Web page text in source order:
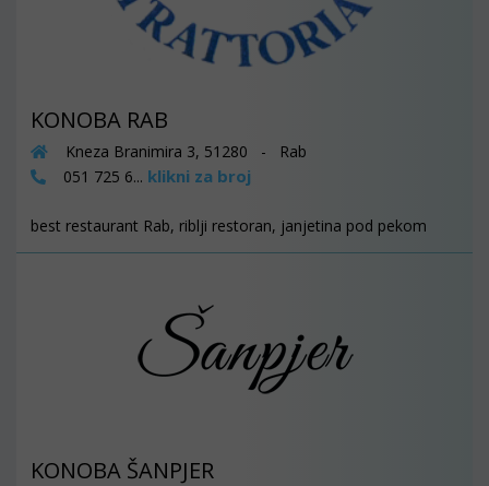
KONOBA RAB
Kneza Branimira 3, 51280 - Rab
051 725 6... klikni za broj
best restaurant Rab, riblji restoran, janjetina pod pekom
KONOBA ŠANPJER